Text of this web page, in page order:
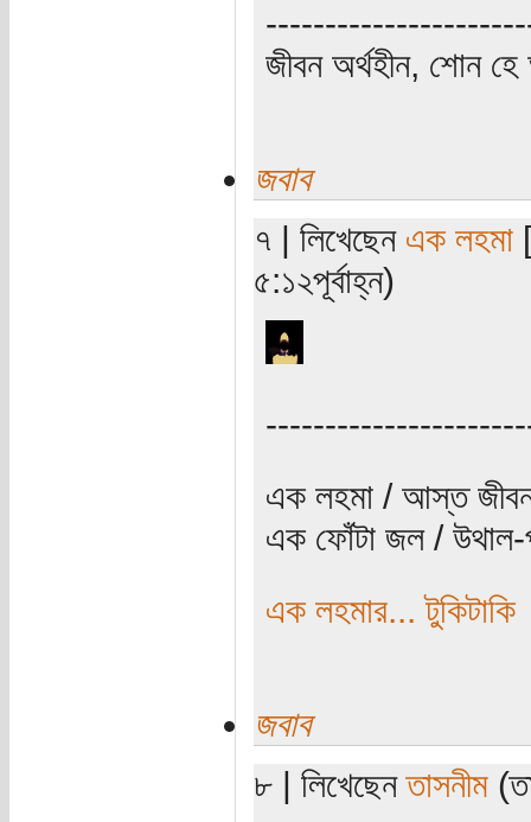
জীবন অর্থহীন, শোন হে
জবাব
৭ | লিখেছেন এক লহমা
৫:১২পূর্বাহ্ন)
এক লহমা / আস্ত
এক ফোঁটা জল /
এক লহমার... টুকিটাকি
জবাব
৮ | লিখেছেনতাসনীম